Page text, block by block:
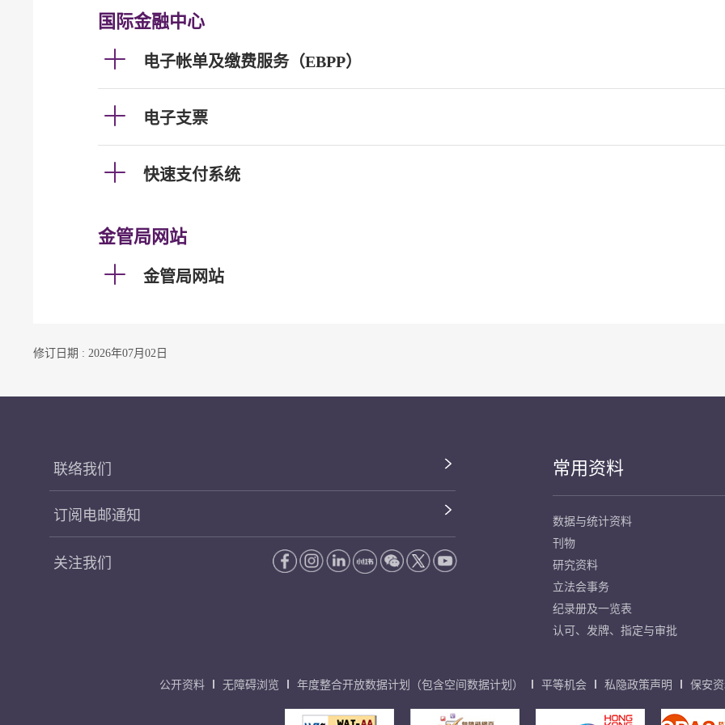
国际金融中心
电子帐单及缴费服务（EBPP）
电子支票
快速支付系统
金管局网站
金管局网站
修订日期 : 2026年07月02日
联络我们
订阅电邮通知
关注我们
常用资料
数据与统计资料
刊物
研究资料
立法会事务
纪录册及一览表
认可、发牌、指定与审批
公开资料 无障碍浏览 年度整合开放数据计划（包含空间数据计划） 平等机会 私隐政策声明 保安